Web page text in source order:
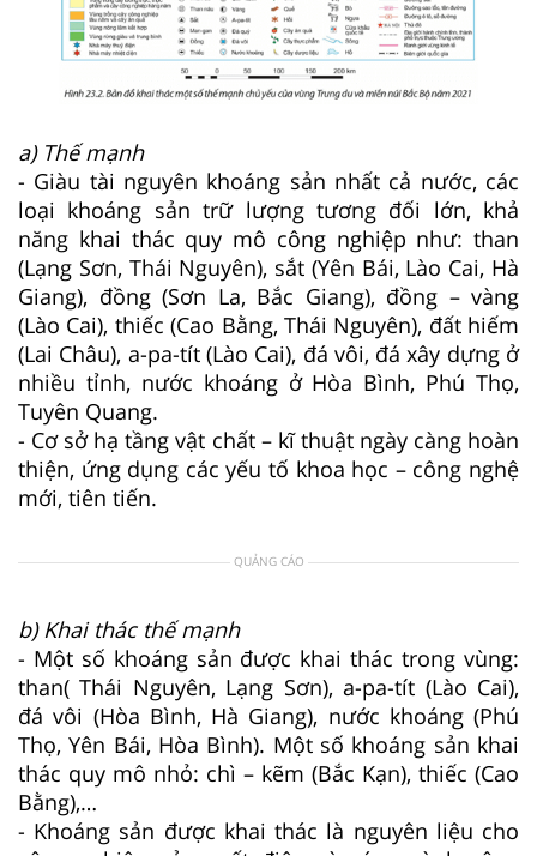
a) Thế mạnh
- Giàu tài nguyên khoáng sản nhất cả nước, các
loại khoáng sản trữ lượng tương đối lớn, khả
năng khai thác quy mô công nghiệp như: than
(Lạng Sơn, Thái Nguyên), sắt (Yên Bái, Lào Cai, Hà
Giang), đồng (Sơn La, Bắc Giang), đồng – vàng
(Lào Cai), thiếc (Cao Bằng, Thái Nguyên), đất hiếm
(Lai Châu), a-pa-tít (Lào Cai), đá vôi, đá xây dựng ở
nhiều tỉnh, nước khoáng ở Hòa Bình, Phú Thọ,
Tuyên Quang.
- Cơ sở hạ tầng vật chất – kĩ thuật ngày càng hoàn
thiện, ứng dụng các yếu tố khoa học – công nghệ
mới, tiên tiến.
QUẢNG CÁO
b) Khai thác thế mạnh
- Một số khoáng sản được khai thác trong vùng:
than( Thái Nguyên, Lạng Sơn), a-pa-tít (Lào Cai),
đá vôi (Hòa Bình, Hà Giang), nước khoáng (Phú
Thọ, Yên Bái, Hòa Bình). Một số khoáng sản khai
thác quy mô nhỏ: chì – kẽm (Bắc Kạn), thiếc (Cao
Bằng),…
- Khoáng sản được khai thác là nguyên liệu cho